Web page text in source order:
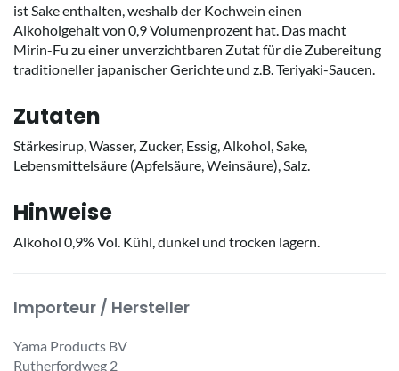
ist Sake enthalten, weshalb der Kochwein einen
Alkoholgehalt von 0,9 Volumenprozent hat. Das macht
Mirin-Fu zu einer unverzichtbaren Zutat für die Zubereitung
traditioneller japanischer Gerichte und z.B. Teriyaki-Saucen.
Zutaten
Stärkesirup, Wasser, Zucker, Essig, Alkohol, Sake,
Lebensmittelsäure (Apfelsäure, Weinsäure), Salz.
Hinweise
Alkohol 0,9% Vol. Kühl, dunkel und trocken lagern.
Importeur / Hersteller
Yama Products BV
Rutherfordweg 2